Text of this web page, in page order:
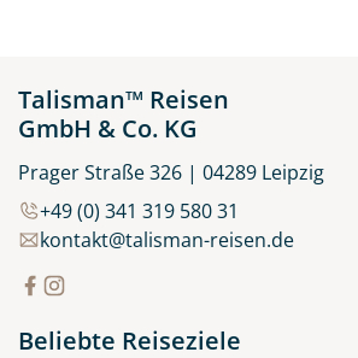
Talisman™ Reisen
GmbH & Co. KG
Prager Straße 326 | 04289 Leipzig
+49 (0) 341 319 580 31
kontakt@talisman-reisen.de
Beliebte Reiseziele